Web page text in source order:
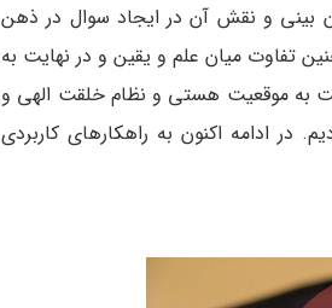
بینی و نقش آن در ایجاد سوال در ذهن
تفاوت میان علم و یقین و در نهایت به
به موقعیت هستی و نظام خلقت الهی و
ادامه اکنون به راهکارهای کاربردی